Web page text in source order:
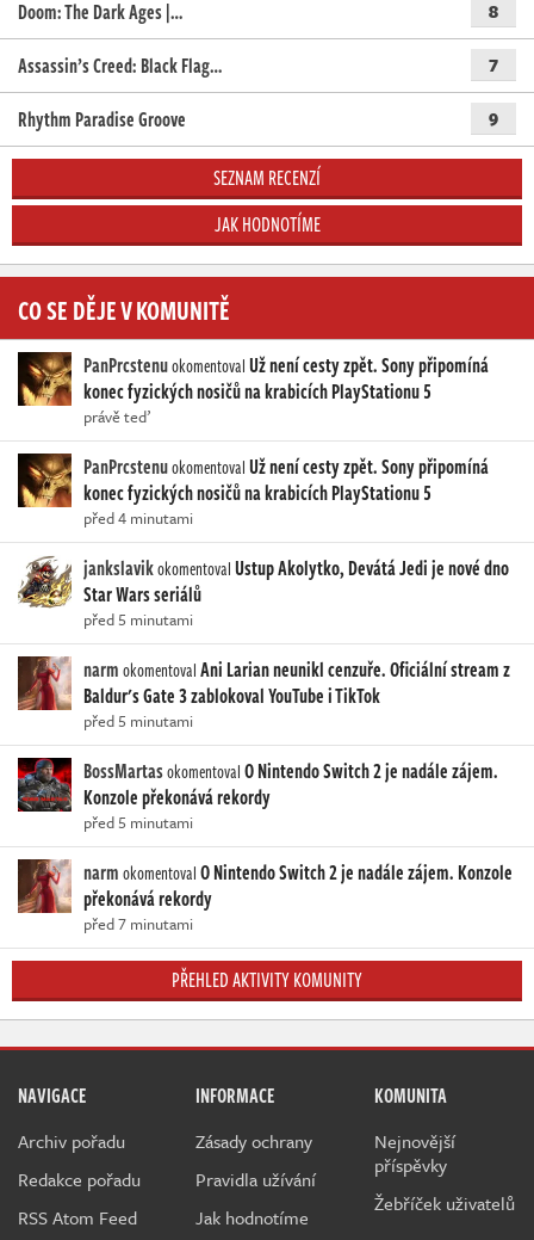
Doom: The Dark Ages |… 8
Assassin’s Creed: Black Flag… 7
Rhythm Paradise Groove 9
SEZNAM RECENZÍ
JAK HODNOTÍME
CO SE DĚJE V KOMUNITĚ
PanPrcstenuokomentovalUž není cesty zpět. Sony připomíná
konec fyzických nosičů na krabicích PlayStationu 5
právě teď
PanPrcstenuokomentovalUž není cesty zpět. Sony připomíná
konec fyzických nosičů na krabicích PlayStationu 5
před 4 minutami
jankslavikokomentovalUstup Akolytko, Devátá Jedi je nové dno
Star Wars seriálů
před 5 minutami
narmokomentovalAni Larian neunikl cenzuře. Oficiální stream z
Baldur's Gate 3 zablokoval YouTube i TikTok
před 5 minutami
BossMartasokomentovalO Nintendo Switch 2 je nadále zájem.
Konzole překonává rekordy
před 5 minutami
narmokomentovalO Nintendo Switch 2 je nadále zájem. Konzole
překonává rekordy
před 7 minutami
PŘEHLED AKTIVITY KOMUNITY
NAVIGACE
Archiv pořadu
Redakce pořadu
RSS Atom Feed
INFORMACE
Zásady ochrany
Pravidla užívání
Jak hodnotíme
KOMUNITA
Nejnovější
příspěvky
Žebříček uživatelů